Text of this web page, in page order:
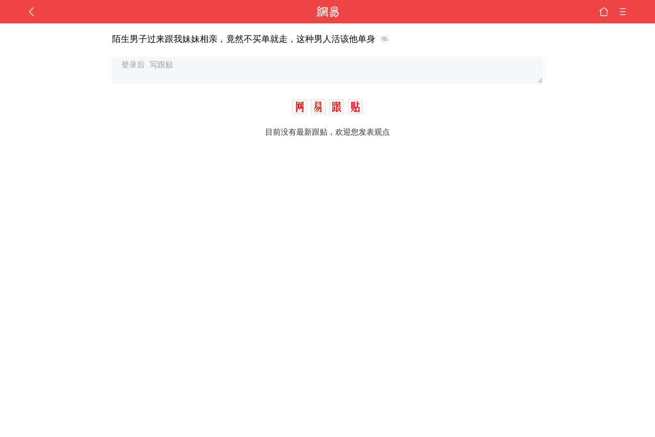
陌生男子过来跟我妹妹相亲，竟然不买单就走，这种男人活该他单身
目前没有最新跟贴，欢迎您发表观点